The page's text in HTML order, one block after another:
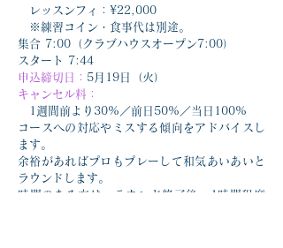
レッスンフィ：¥22,000
※練習コイン・食事代は別途。
集合 7:00（クラブハウスオープン7:00）
スタート 7:44
申込締切日： 5月19日（火）
キャンセル料：
1週間前より30%／前日50%／当日100%
コースへの対応やミスする傾向をアドバイスし
ます。
余裕があればプロもプレーして和気あいあいと
ラウンドします。
時間のある方は、ラウンド終了後、1時間程度